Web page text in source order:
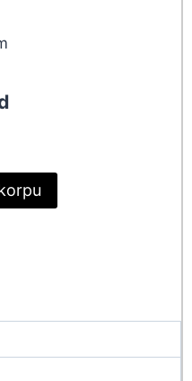
449,00 rsd.